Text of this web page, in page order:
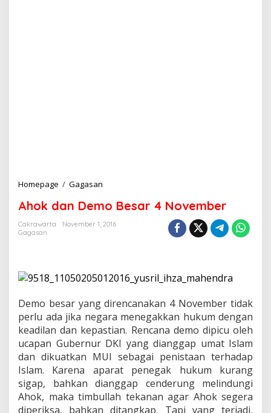
Homepage / Gagasan
o
d
m
B
e
s
a
4
N
o
v
e
Ahok dan Demo Besar 4 November
Cakrawarta
November 1, 2016
Gagasan
Demo besar yang direncanakan 4 November tidak
perlu ada jika negara menegakkan hukum dengan
keadilan dan kepastian. Rencana demo dipicu oleh
ucapan Gubernur DKI yang dianggap umat Islam
dan dikuatkan MUI sebagai penistaan terhadap
Islam. Karena aparat penegak hukum kurang
sigap, bahkan dianggap cenderung melindungi
Ahok, maka timbullah tekanan agar Ahok segera
diperiksa, bahkan ditangkap. Tapi yang terjadi,